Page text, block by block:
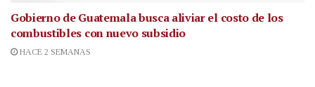
Gobierno de Guatemala busca aliviar el costo de los
combustibles con nuevo subsidio
HACE 2 SEMANAS